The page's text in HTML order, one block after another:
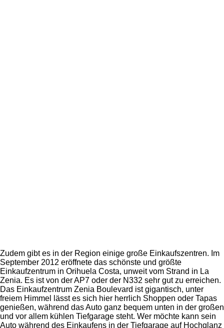
Zudem gibt es in der Region einige große Einkaufszentren. Im
September 2012 eröffnete das schönste und größte
Einkaufzentrum in Orihuela Costa, unweit vom Strand in La
Zenia. Es ist von der AP7 oder der N332 sehr gut zu erreichen.
Das Einkaufzentrum Zenia Boulevard ist gigantisch, unter
freiem Himmel lässt es sich hier herrlich Shoppen oder Tapas
genießen, während das Auto ganz bequem unten in der großen
und vor allem kühlen Tiefgarage steht. Wer möchte kann sein
Auto während des Einkaufens in der Tiefgarage auf Hochglanz